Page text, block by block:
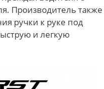
Производитель также
ручки к руке под
и легкую